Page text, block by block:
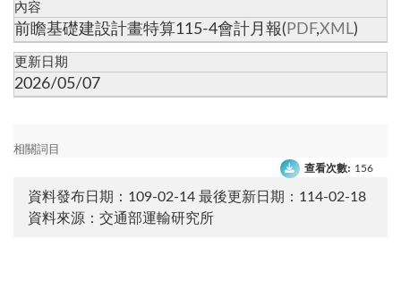
內容
前瞻基礎建設計畫特算115-4會計月報( PDF,XML)
更新日期
2026/05/07
相關詞目
查看次數: 156
資料發布日期：109-02-14 最後更新日期：114-02-18
資料來源：交通部運輸研究所